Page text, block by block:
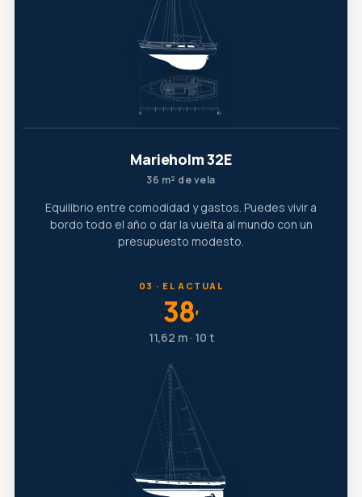
Marieholm 32E
36 m² de vela
Equilibrio entre comodidad y gastos. Puedes vivir a
bordo todo el año o dar la vuelta al mundo con un
presupuesto modesto.
03 · EL ACTUAL
38′
11,62 m · 10 t